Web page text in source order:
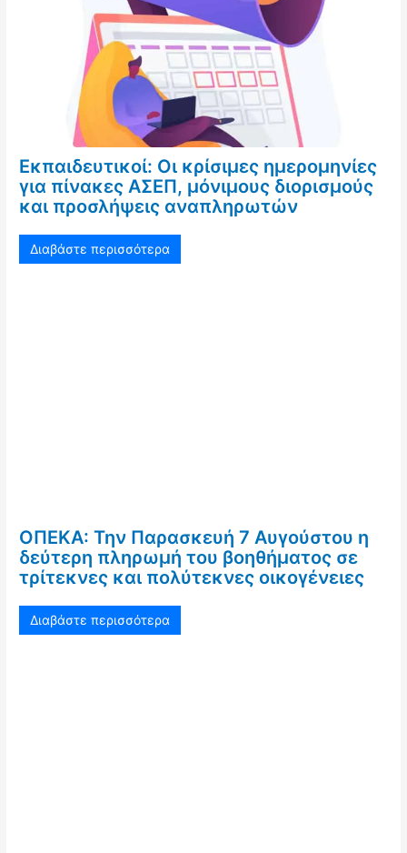
Εκπαιδευτικοί: Οι κρίσιμες ημερομηνίες
για πίνακες ΑΣΕΠ, μόνιμους διορισμούς
και προσλήψεις αναπληρωτών
Διαβάστε περισσότερα
ΟΠΕΚΑ: Την Παρασκευή 7 Αυγούστου η
δεύτερη πληρωμή του βοηθήματος σε
τρίτεκνες και πολύτεκνες οικογένειες
Διαβάστε περισσότερα